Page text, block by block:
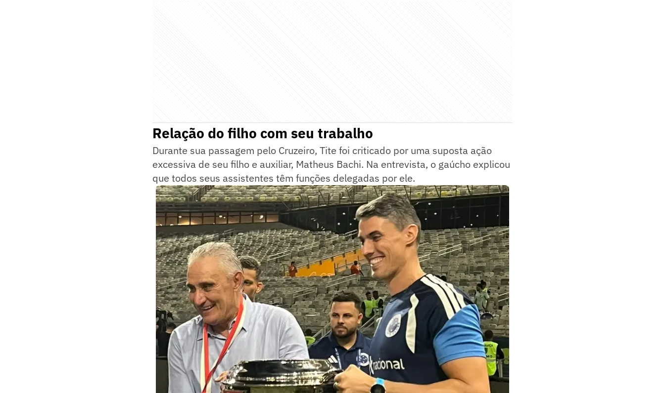
Relação do filho com seu trabalho
Durante sua passagem pelo Cruzeiro, Tite foi criticado por uma suposta ação
excessiva de seu filho e auxiliar, Matheus Bachi. Na entrevista, o gaúcho explicou
que todos seus assistentes têm funções delegadas por ele.